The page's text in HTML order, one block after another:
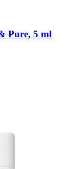
Pure, 5 ml